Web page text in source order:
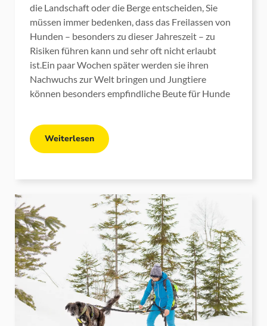
die Landschaft oder die Berge entscheiden, Sie
müssen immer bedenken, dass das Freilassen von
Hunden – besonders zu dieser Jahreszeit – zu
Risiken führen kann und sehr oft nicht erlaubt
ist.Ein paar Wochen später werden sie ihren
Nachwuchs zur Welt bringen und Jungtiere
können besonders empfindliche Beute für Hunde
Weiterlesen